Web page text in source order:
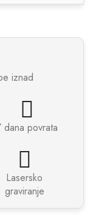
iznad
dana povrata
Lasersko
graviranje